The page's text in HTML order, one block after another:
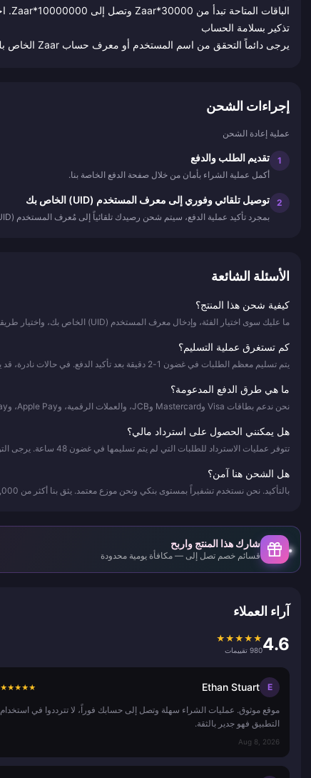
الباقات المتاحة تبدأ من Zaar*30000 وتصل إلى Zaar*10000000. اختر المبلغ الذي يناسب أهدافك الترفيهية.
تذكير بسلامة الحساب
يرجى دائماً التحقق من اسم المستخدم أو معرف حساب Zaar الخاص بك قبل الشراء لضمان وصول الرصيد إلى الحساب الصحيح.
إجراءات الشحن
عملية إعادة الشحن
1 تقديم الطلب والدفع
أكمل عملية الشراء بأمان من خلال صفحة الدفع الخاصة بنا.
2 توصيل تلقائي وفوري إلى معرف المستخدم (UID) الخاص بك
بمجرد تأكيد عملية الدفع، سيتم شحن رصيدك تلقائياً إلى مُعرف المستخدم (UID) الذي أدخلته - بسرعة، وبأمان تام بنسبة 100%، ودون الحاجة إلى تسجيل الدخول إلى أي حساب.
الأسئلة الشائعة
كيفية شحن هذا المنتج؟
ما عليك سوى اختيار الفئة، وإدخال معرف المستخدم (UID) الخاص بك، واختيار طريقة الدفع، وإتمام عملية الشراء. سيتم شحن رصيدك فوراً.
كم تستغرق عملية التسليم؟
يتم تسليم معظم الطلبات في غضون 1-2 دقيقة بعد تأكيد الدفع. في حالات نادرة، قد يستغرق الأمر ما يصل إلى 3 دقائق.
ما هي طرق الدفع المدعومة؟
نحن ندعم بطاقات Visa وMastercard وJCB، والعملات الرقمية، وApple Pay، وGoogle Pay، بالإضافة إلى العديد من طرق الدفع المحلية.
هل يمكنني الحصول على استرداد مالي؟
تتوفر عمليات الاسترداد للطلبات التي لم يتم تسليمها في غضون 48 ساعة. يرجى التواصل مع خدمة العملاء المتاحة على مدار الساعة طوال أيام الأسبوع للحصول على المساعدة.
هل الشحن هنا آمن؟
بالتأكيد. نحن نستخدم تشفيراً بمستوى بنكي ونحن موزع معتمد. يثق بنا أكثر من 500,000 عميل سعيد.
شارك هذا المنتج واربح
قسائم خصم تصل إلى — مكافأة يومية محدودة
آراء العملاء
4.6
★
★
★
★
★
980 تقييمات
E
Ethan Stuart
★
★
★
★
★
موقع موثوق. عمليات الشراء سهلة وتصل إلى حسابك فوراً، لا تترددوا في استخدام
التطبيق فهو جدير بالثقة.
Aug 8, 2026